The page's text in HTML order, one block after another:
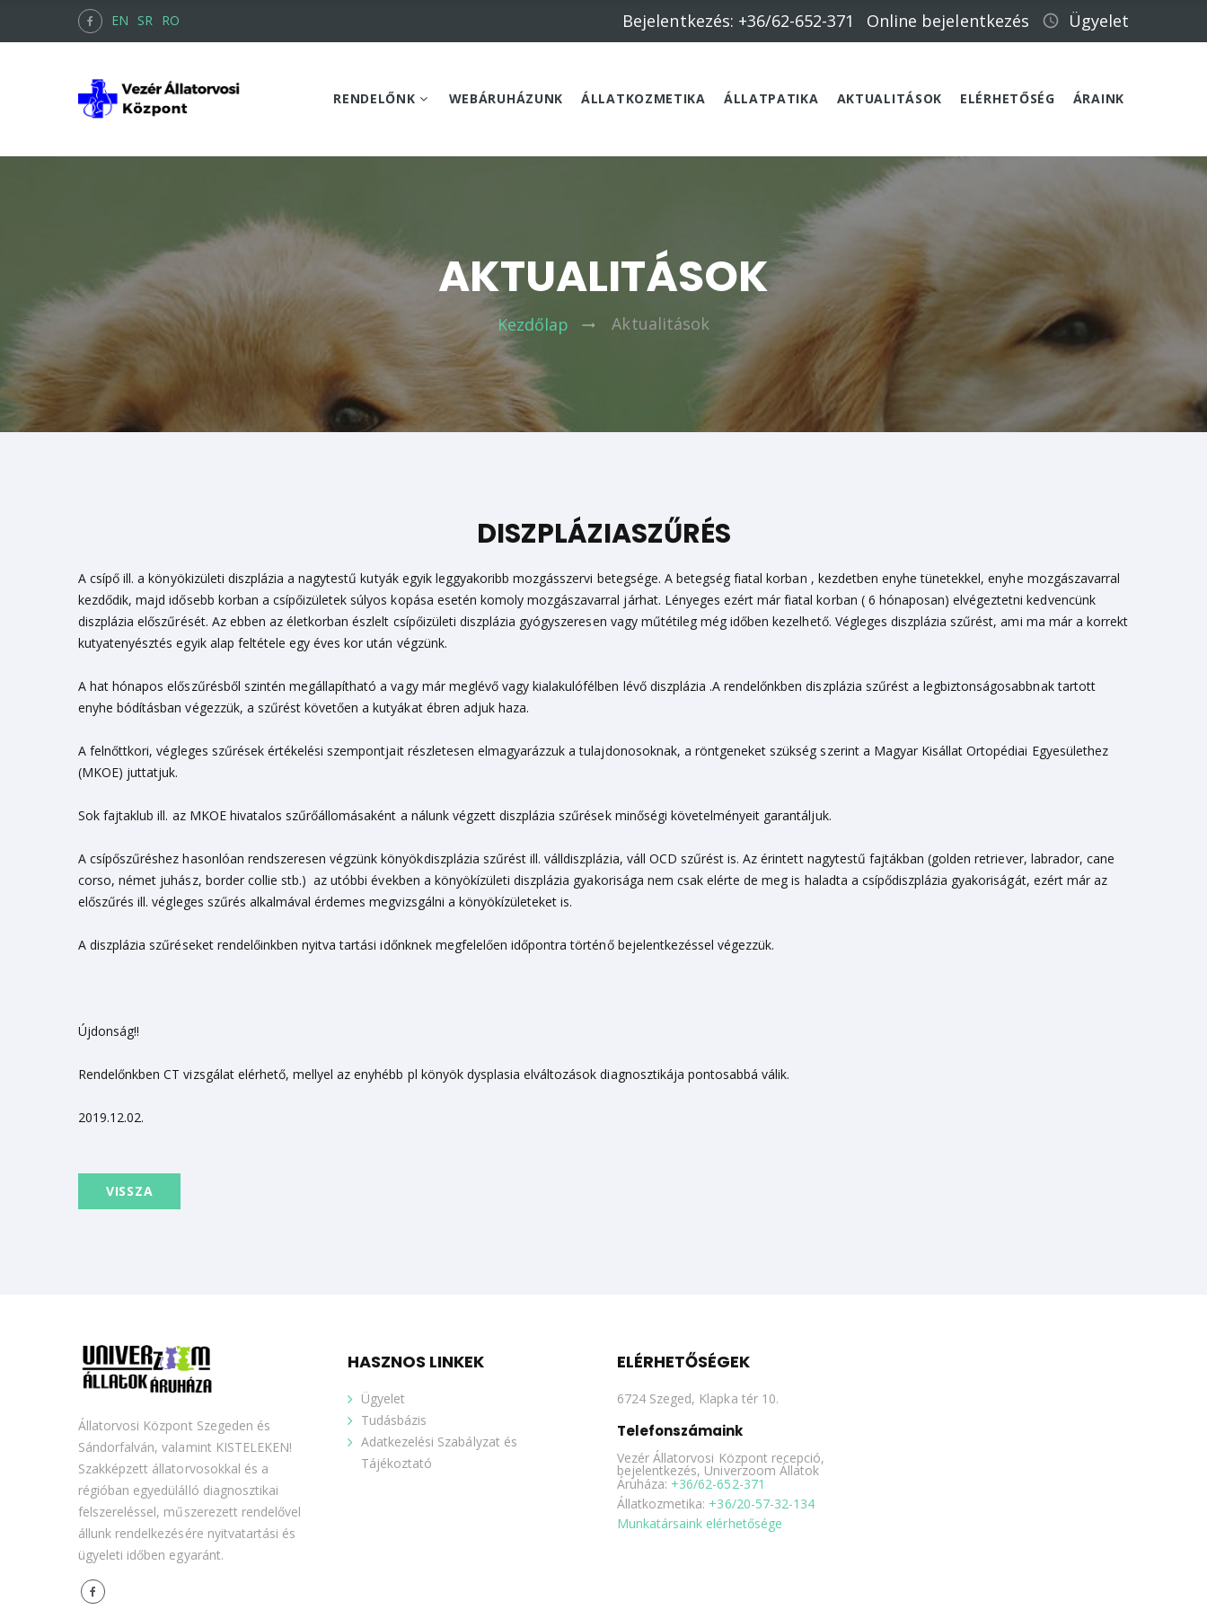
EN SR RO Bejelentkezés: +36/62-652-371 Online bejelentkezés Ügyelet
RENDELŐNK WEBÁRUHÁZUNK ÁLLATKOZMETIKA ÁLLATPATIKA AKTUALITÁSOK ELÉRHETŐSÉG ÁRAINK
AKTUALITÁSOK
Kezdőlap Aktualitások
DISZPLÁZIASZŰRÉS
A csípő ill. a könyökizületi diszplázia a nagytestű kutyák egyik leggyakoribb mozgásszervi betegsége. A betegség fiatal korban , kezdetben enyhe tünetekkel, enyhe mozgászavarral
kezdődik, majd idősebb korban a csípőizületek súlyos kopása esetén komoly mozgászavarral járhat. Lényeges ezért már fiatal korban ( 6 hónaposan) elvégeztetni kedvencünk
diszplázia előszűrését. Az ebben az életkorban észlelt csípőizületi diszplázia gyógyszeresen vagy műtétileg még időben kezelhető. Végleges diszplázia szűrést, ami ma már a korrekt
kutyatenyésztés egyik alap feltétele egy éves kor után végzünk.
A hat hónapos előszűrésből szintén megállapítható a vagy már meglévő vagy kialakulófélben lévő diszplázia .A rendelőnkben diszplázia szűrést a legbiztonságosabbnak tartott
enyhe bódításban végezzük, a szűrést követően a kutyákat ébren adjuk haza.
A felnőttkori, végleges szűrések értékelési szempontjait részletesen elmagyarázzuk a tulajdonosoknak, a röntgeneket szükség szerint a Magyar Kisállat Ortopédiai Egyesülethez
(MKOE) juttatjuk.
Sok fajtaklub ill. az MKOE hivatalos szűrőállomásaként a nálunk végzett diszplázia szűrések minőségi követelményeit garantáljuk.
A csípőszűréshez hasonlóan rendszeresen végzünk könyökdiszplázia szűrést ill. válldiszplázia, váll OCD szűrést is. Az érintett nagytestű fajtákban (golden retriever, labrador, cane
corso, német juhász, border collie stb.) az utóbbi években a könyökízületi diszplázia gyakorisága nem csak elérte de meg is haladta a csípődiszplázia gyakoriságát, ezért már az
előszűrés ill. végleges szűrés alkalmával érdemes megvizsgálni a könyökízületeket is.
A diszplázia szűréseket rendelőinkben nyitva tartási időnknek megfelelően időpontra történő bejelentkezéssel végezzük.
Újdonság!!
Rendelőnkben CT vizsgálat elérhető, mellyel az enyhébb pl könyök dysplasia elváltozások diagnosztikája pontosabbá válik.
2019.12.02.
VISSZA
Állatorvosi Központ Szegeden és
Sándorfalván, valamint KISTELEKEN!
Szakképzett állatorvosokkal és a
régióban egyedülálló diagnosztikai
felszereléssel, műszerezett rendelővel
állunk rendelkezésére nyitvatartási és
ügyeleti időben egyaránt.
HASZNOS LINKEK
Ügyelet
Tudásbázis
Adatkezelési Szabályzat és
Tájékoztató
ELÉRHETŐSÉGEK
6724 Szeged, Klapka tér 10.
Telefonszámaink
Vezér Állatorvosi Központ recepció,
bejelentkezés, Univerzoom Állatok
Áruháza: +36/62-652-371
Állatkozmetika: +36/20-57-32-134
Munkatársaink elérhetősége